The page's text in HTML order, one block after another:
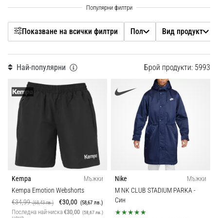
екипи
от
Nike,
PUMA.
Бъди
част
всеки
мач,
гол
и…
9. 6. 2025
Показване на всички филтри Пол Вид продукт
Клубни продажби
Колекция
Дисциплина
Кройка
Позиция
Най-популярни Брой продукти: 5993
Kempa
Мъжки
Kempa Emotion Webshorts
€34,99(68,43 лв.) €30,00 (58,67 лв.)
Последна най-ниска €30,00 (58,67 лв.)
Nike
Мъжки
M NK CLUB STADIUM PARKA-
Син